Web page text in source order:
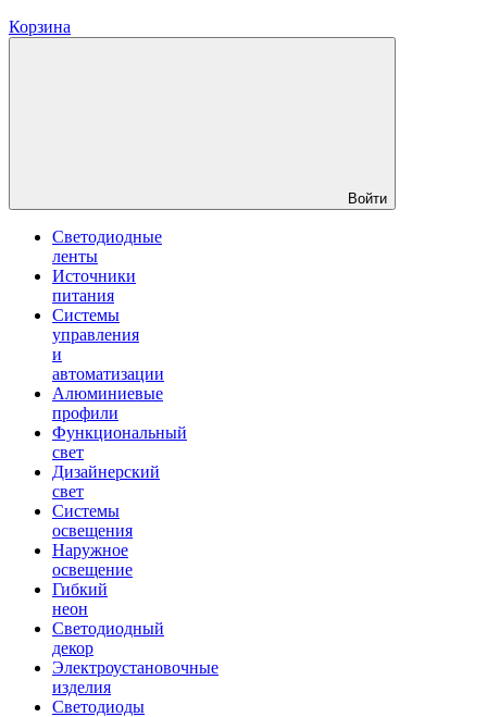
Корзина
Войти
Светодиодные
ленты
Источники
питания
Системы
управления
и
автоматизации
Алюминиевые
профили
Функциональный
свет
Дизайнерский
свет
Системы
освещения
Наружное
освещение
Гибкий
неон
Светодиодный
декор
Электроустановочные
изделия
Светодиоды